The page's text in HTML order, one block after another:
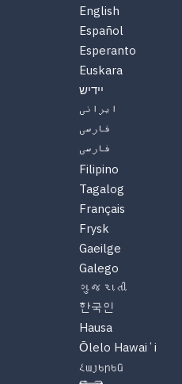
English
Español
Esperanto
Euskara
יידיש
ایرانی
فارسی
فارسی
Filipino
Tagalog
Français
Frysk
Gaeilge
Galego
ગુજરાતી
한국인
Hausa
Ōlelo Hawaiʻi
Հայերեն